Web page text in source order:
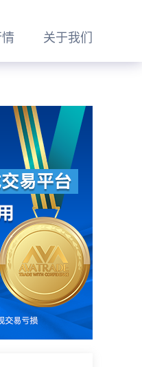
关于我们